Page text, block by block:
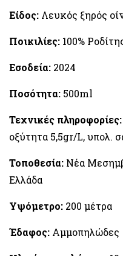
Είδος: Λευκός ξηρός
Ποικιλίες: 100%
Εσοδεία: 2024
Ποσότητα: 500ml
Τεχνικές πληροφορίες:
οξύτητα 5,5gr/L, υπολ.
Τοποθεσία: Νέα
Ελλάδα
Υψόμετρο: 200 μέτρα
Έδαφος: Αμμοπηλώδες